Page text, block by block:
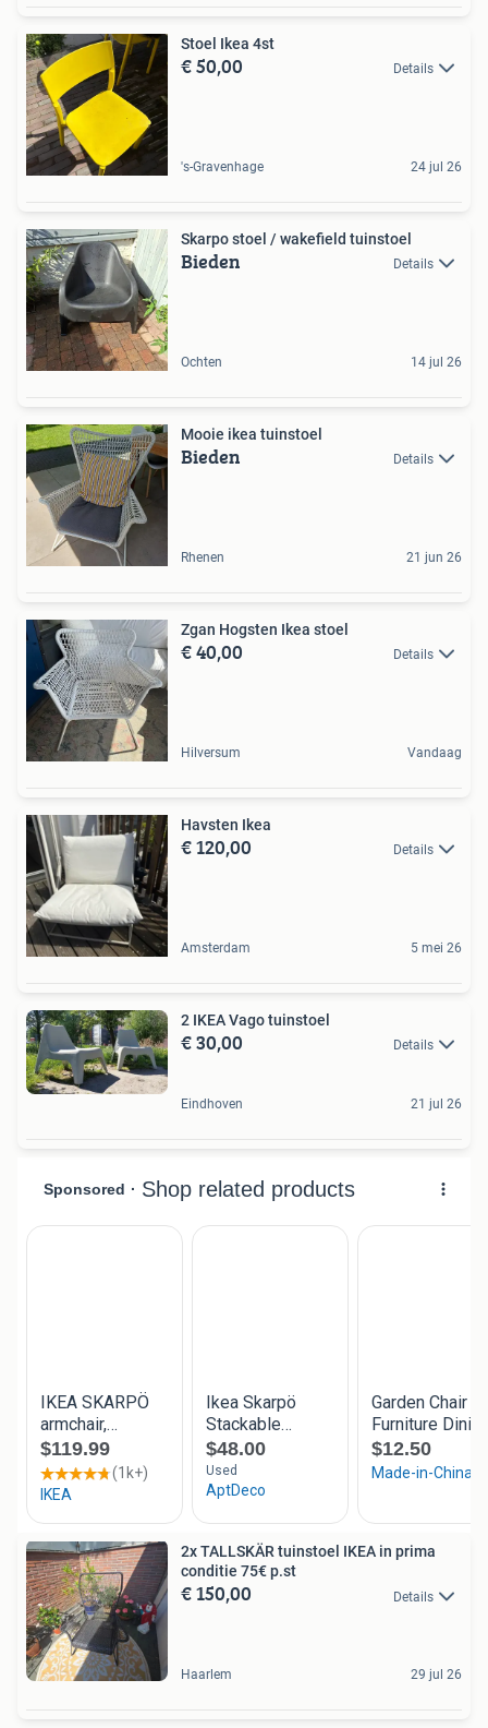
Stoel Ikea 4st
€ 50,00 Details
's-Gravenhage 24 jul 26
Skarpo stoel / wakefield tuinstoel
Bieden Details
Ochten 14 jul 26
Mooie ikea tuinstoel
Bieden Details
Rhenen 21 jun 26
Zgan Hogsten Ikea stoel
€ 40,00 Details
Hilversum Vandaag
Havsten Ikea
€ 120,00 Details
Amsterdam 5 mei 26
2 IKEA Vago tuinstoel
€ 30,00 Details
Eindhoven 21 jul 26
2x TALLSKÄR tuinstoel IKEA in prima
conditie 75€ p.st
€ 150,00 Details
Haarlem 29 jul 26